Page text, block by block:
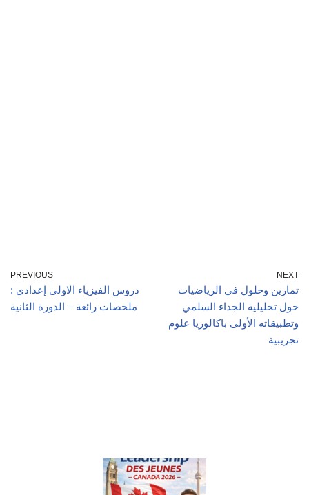
PREVIOUS
دروس الفيزياء الاولى إعدادي :
ملخصات رائعة – الدورة الثانية
NEXT
تمارين وحلول في الرياضيات
حول تحليلية الجداء السلمي
وتطبيقاته الأولى باكالوريا علوم
تجريبية